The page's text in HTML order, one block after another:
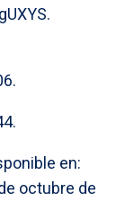
en:
octubre de